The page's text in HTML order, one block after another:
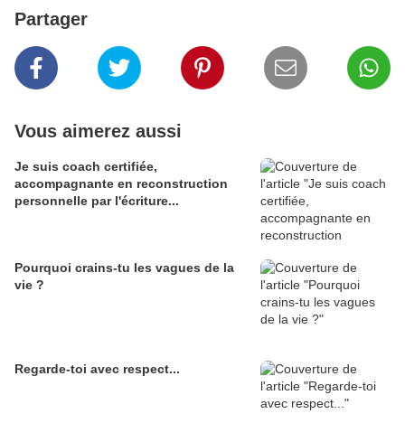
Partager
Vous aimerez aussi
Je suis coach certifiée,
accompagnante en reconstruction
personnelle par l'écriture...
Pourquoi crains-tu les vagues de la
vie ?
Regarde-toi avec respect...